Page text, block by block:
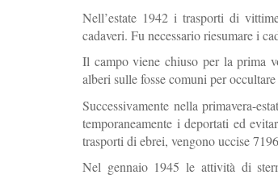
Nell’estate 1942 i trasporti di
cadaveri. Fu necessario riesumare i
Il campo viene chiuso per la prima
alberi sulle fosse comuni per
Successivamente nella primavera-
temporaneamente i deportati ed
trasporti di ebrei, vengono uccise
Nel gennaio 1945 le attività di